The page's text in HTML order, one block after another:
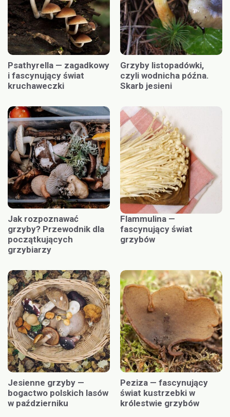
Psathyrella — zagadkowy
i fascynujący świat
kruchaweczki
Grzyby listopadówki,
czyli wodnicha późna.
Skarb jesieni
Jak rozpoznawać
grzyby? Przewodnik dla
początkujących
grzybiarzy
Flammulina —
fascynujący świat
grzybów
Jesienne grzyby —
bogactwo polskich lasów
w październiku
Peziza — fascynujący
świat kustrzebki w
królestwie grzybów